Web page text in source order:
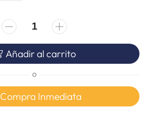
Añadir al carrito
O
Compra Inmediata